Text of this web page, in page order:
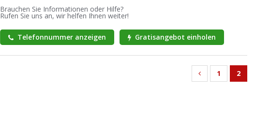
Brauchen Sie Informationen oder Hilfe?
Rufen Sie uns an, wir helfen Ihnen weiter!
Telefonnummer anzeigen Gratisangebot einholen
1 2